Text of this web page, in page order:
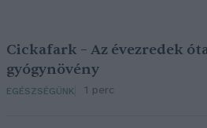
Cickafark – Az évezredek
gyógynövény
EGÉSZSÉGÜNK 1 perc